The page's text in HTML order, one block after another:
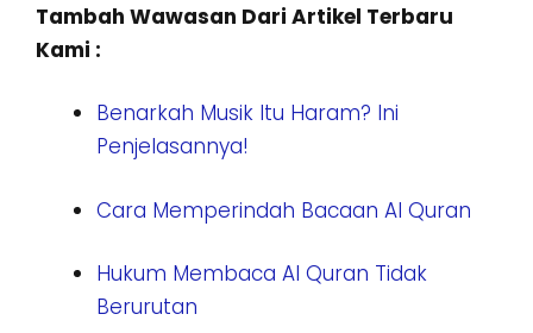
Tambah Wawasan Dari Artikel Terbaru
Kami :
Benarkah Musik Itu Haram? Ini
Penjelasannya!
Cara Memperindah Bacaan Al Quran
Hukum Membaca Al Quran Tidak
Berurutan